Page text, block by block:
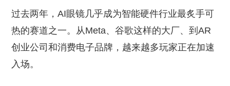
过去两年，AI眼镜几乎成为智能硬件行业最炙手可
热的赛道之一。从Meta、谷歌这样的大厂、到AR
创业公司和消费电子品牌，越来越多玩家正在加速
入场。